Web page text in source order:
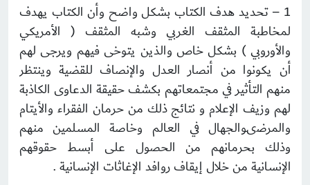
1 – تحديد هدف الكتاب بشكل واضح وأن الكتاب يهدف
لمخاطبة المثقف الغربي وشبه المثقف ( الأمريكي
والأوروبي ) بشكل خاص والذين يتوخى فيهم ويرجى لهم
أن يكونوا من أنصار العدل والإنصاف للقضية وينتظر
منهم التأثير في مجتمعاتهم بكشف حقيقة الدعاوى الكاذبة
لهم وزيف الإعلام و نتائج ذلك من حرمان الفقراء والأيتام
والمرضىوالجهال في العالم وخاصة المسلمين منهم
وذلك بحرمانهم من الحصول على أبسط حقوقهم
الإنسانية من خلال إيقاف روافد الإغاثات الإنسانية .